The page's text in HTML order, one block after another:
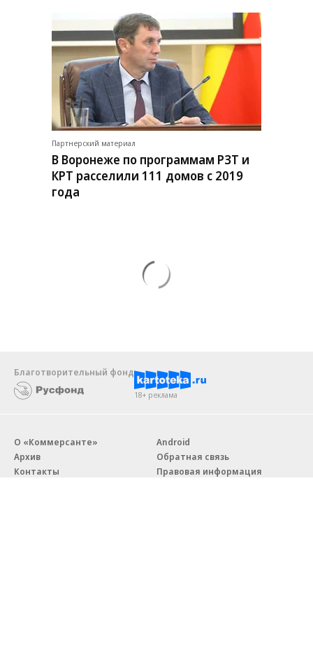
Партнерский материал
В Воронеже по программам РЗТ и
КРТ расселили 111 домов с 2019
года
Благотворительный фонд
18+ реклама
О «Коммерсанте»
Архив
Контакты
Android
Обратная связь
Правовая информация